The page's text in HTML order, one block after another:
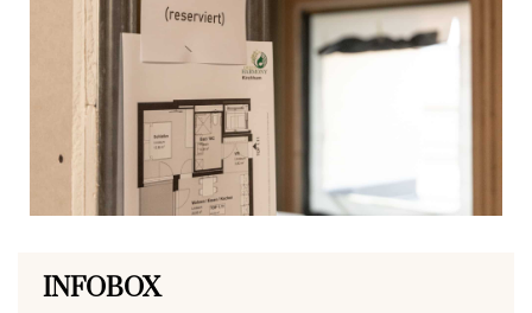
INFOBOX